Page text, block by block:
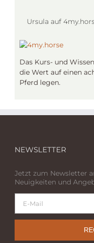
Ursula auf
Das Kurs- und
die Wert auf einen
Pferd legen.
NEWSLETTER
Jetzt zum Newsletter
Neuigkeiten und